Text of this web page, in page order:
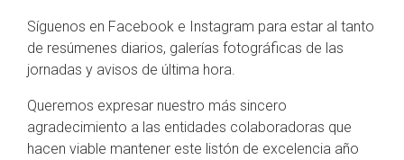
Síguenos en Facebook e Instagram para estar al tanto
de resúmenes diarios, galerías fotográficas de las
jornadas y avisos de última hora.
Queremos expresar nuestro más sincero
agradecimiento a las entidades colaboradoras que
hacen viable mantener este listón de excelencia año